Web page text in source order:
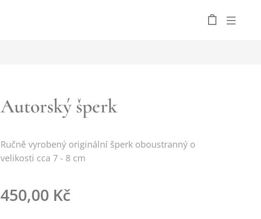
Autorský šperk
Ručně vyrobený originální šperk oboustranný o
velikosti cca 7 - 8 cm
450,00 Kč